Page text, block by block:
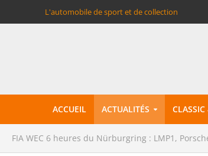
L'automobile de sport et de collection
ACCUEIL ACTUALITÉS
FIA WEC 6 heures du Nürburgring : LMP1,